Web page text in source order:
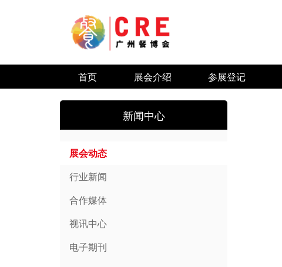
首页 展会介绍 参展登记
新闻中心
展会动态
行业新闻
合作媒体
视讯中心
电子期刊